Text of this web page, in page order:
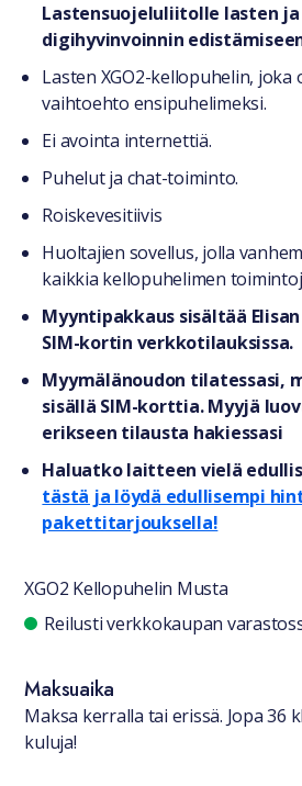
Lastensuojeluliitolle lasten
digihyvinvoinnin
Lasten XGO2-kellopuhelin, joka
vaihtoehto ensipuhelimeksi.
Ei avointa internettiä.
Puhelut ja chat-toiminto.
Roiskevesitiivis
Huoltajien sovellus, jolla
kaikkia kellopuhelimen
Myyntipakkaus sisältää
SIM-kortin verkkotilauksissa.
Myymälänoudon tilatessasi,
sisällä SIM-korttia. Myyjä
erikseen tilausta hakiessasi
Haluatko laitteen vielä
tästä ja löydä edullisempi
pakettitarjouksella!
XGO2 Kellopuhelin Musta
Saatavuustiedot
Reilusti verkkokaupan
Maksuaika
Maksa kerralla tai erissä. Jopa 36
kuluja!